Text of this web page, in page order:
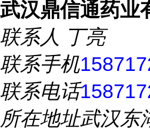
武汉鼎信通药业
联系人 丁亮
联系手机
联系电话
所在地址武汉东